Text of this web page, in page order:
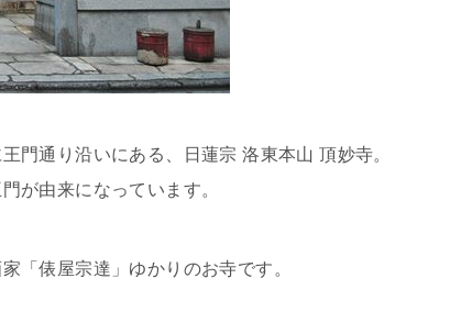
門通り沿いにある、日蓮宗 洛東本山 頂妙寺。
が由来になっています。
「俵屋宗達」ゆかりのお寺です。